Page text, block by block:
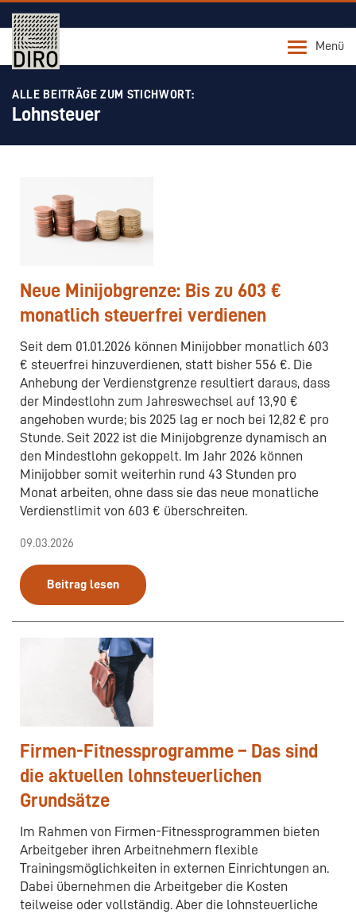
Menü
ALLE BEITRÄGE ZUM STICHWORT:
Lohnsteuer
Neue Minijobgrenze: Bis zu 603 €
monatlich steuerfrei verdienen
Seit dem 01.01.2026 können Minijobber monatlich 603
€ steuerfrei hinzuverdienen, statt bisher 556 €. Die
Anhebung der Verdienstgrenze resultiert daraus, dass
der Mindestlohn zum Jahreswechsel auf 13,90 €
angehoben wurde; bis 2025 lag er noch bei 12,82 € pro
Stunde. Seit 2022 ist die Minijobgrenze dynamisch an
den Mindestlohn gekoppelt. Im Jahr 2026 können
Minijobber somit weiterhin rund 43 Stunden pro
Monat arbeiten, ohne dass sie das neue monatliche
Verdienstlimit von 603 € überschreiten.
09.03.2026
Beitrag lesen
Firmen-Fitnessprogramme – Das sind
die aktuellen lohnsteuerlichen
Grundsätze
Im Rahmen von Firmen-Fitnessprogrammen bieten
Arbeitgeber ihren Arbeitnehmern flexible
Trainingsmöglichkeiten in externen Einrichtungen an.
Dabei übernehmen die Arbeitgeber die Kosten
teilweise oder vollständig. Aber die lohnsteuerliche